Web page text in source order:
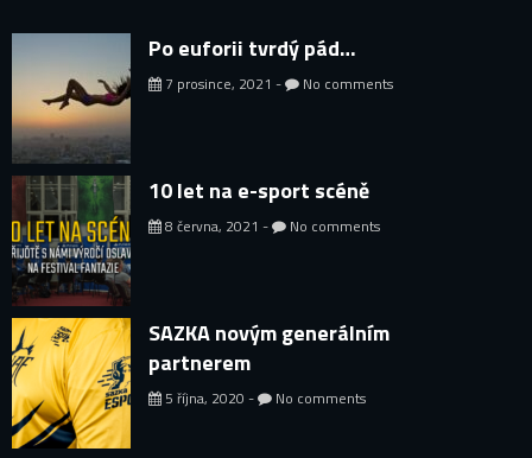
Po euforii tvrdý pád…
7 prosince, 2021 - No comments
10 let na e-sport scéně
8 června, 2021 - No comments
SAZKA novým generálním
partnerem
5 října, 2020 - No comments